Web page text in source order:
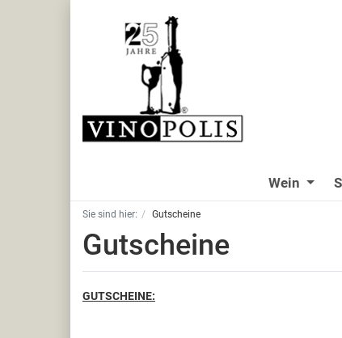
Wein
Sie sind hier: Gutscheine
Gutscheine
GUTSCHEINE: